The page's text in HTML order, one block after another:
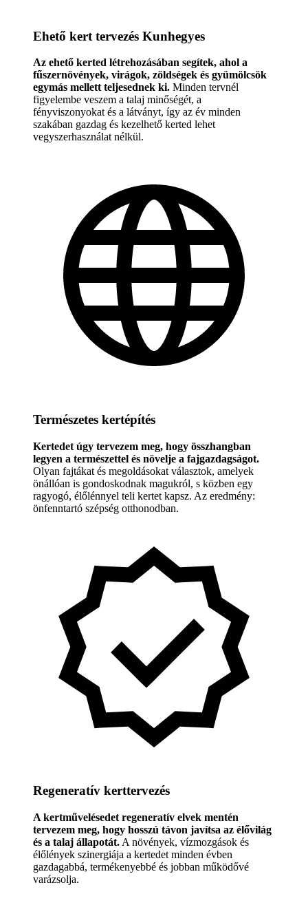
Ehető kert tervezés Kunhegyes
Az ehető kerted létrehozásában segítek, ahol a
fűszernövények, virágok, zöldségek és gyümölcsök
egymás mellett teljesednek ki. Minden tervnél
figyelembe veszem a talaj minőségét, a
fényviszonyokat és a látványt, így az év minden
szakában gazdag és kezelhető kerted lehet
vegyszerhasználat nélkül.
Természetes kertépítés
Kertedet úgy tervezem meg, hogy összhangban
legyen a természettel és növelje a fajgazdagságot.
Olyan fajtákat és megoldásokat választok, amelyek
önállóan is gondoskodnak magukról, s közben egy
ragyogó, élőlénnyel teli kertet kapsz. Az eredmény:
önfenntartó szépség otthonodban.
Regeneratív kerttervezés
A kertművelésedet regeneratív elvek mentén
tervezem meg, hogy hosszú távon javítsa az élővilág
és a talaj állapotát. A növények, vízmozgások és
élőlények szinergiája a kertedet minden évben
gazdagabbá, termékenyebbé és jobban működővé
varázsolja.